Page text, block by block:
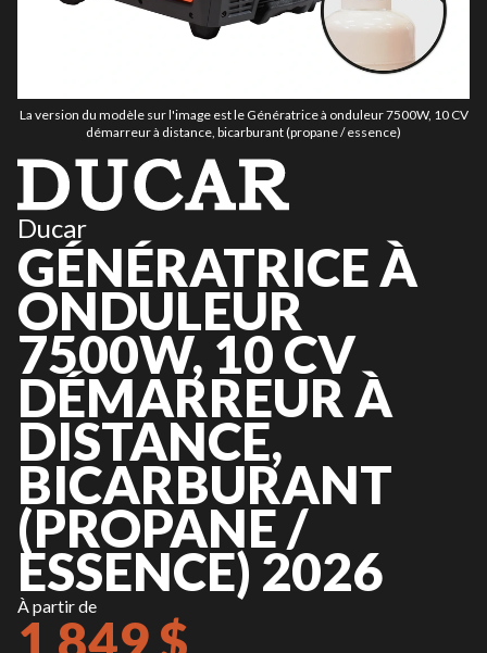
La version du modèle sur l'image est le Génératrice à onduleur 7500W, 10 CV
démarreur à distance, bicarburant (propane / essence)
Ducar
GÉNÉRATRICE À
ONDULEUR
7500W, 10 CV
DÉMARREUR À
DISTANCE,
BICARBURANT
(PROPANE /
ESSENCE) 2026
À partir de
1 849 $